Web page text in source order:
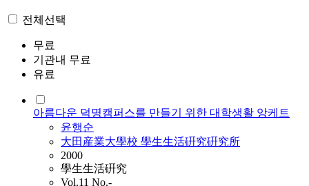
전체선택
무료
기관내 무료
유료
아름다운 덕명캠퍼스를 만들기 위한 대학생활 앙케트
윤행순
大田産業大學校 學生生活硏究硏究所
2000
學生生活硏究
Vol.11 No.-